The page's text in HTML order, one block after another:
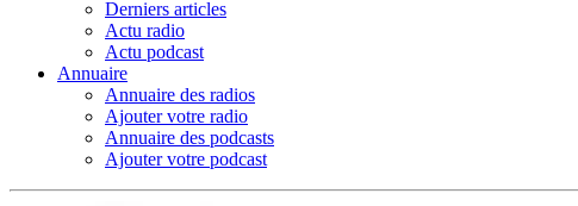
Derniers articles
Actu radio
Actu podcast
Annuaire
Annuaire des radios
Ajouter votre radio
Annuaire des podcasts
Ajouter votre podcast